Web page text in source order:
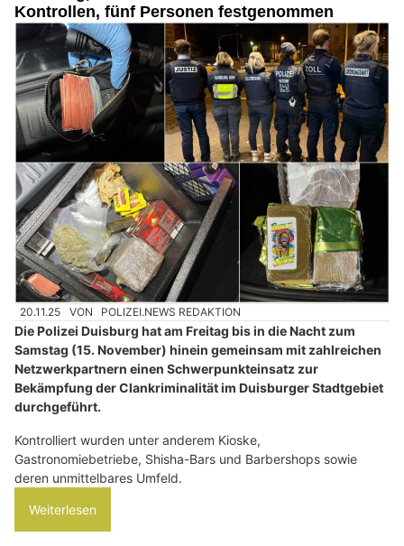
Kontrollen, fünf Personen festgenommen
20.11.25 VON POLIZEI.NEWS REDAKTION
Die Polizei Duisburg hat am Freitag bis in die Nacht zum
Samstag (15. November) hinein gemeinsam mit zahlreichen
Netzwerkpartnern einen Schwerpunkteinsatz zur
Bekämpfung der Clankriminalität im Duisburger Stadtgebiet
durchgeführt.
Kontrolliert wurden unter anderem Kioske,
Gastronomiebetriebe, Shisha-Bars und Barbershops sowie
deren unmittelbares Umfeld.
Weiterlesen